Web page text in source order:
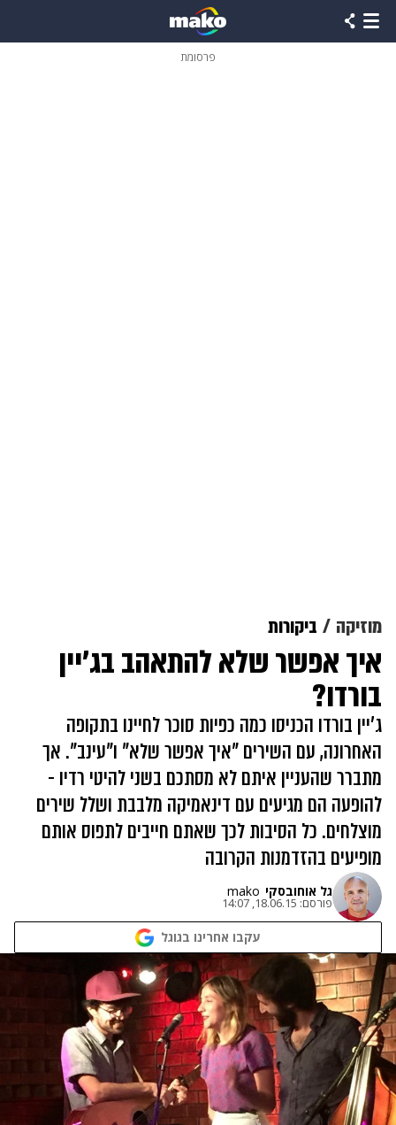
פרסומת
מוזיקה ביקורות
איך אפשר שלא להתאהב בג'יין
בורדו?
ג'יין בורדו הכניסו כמה כפיות סוכר לחיינו בתקופה
האחרונה, עם השירים "איך אפשר שלא" ו"עינב". אך
מתברר שהעניין איתם לא מסתכם בשני להיטי רדיו -
להופעה הם מגיעים עם דינאמיקה מלבבת ושלל שירים
מוצלחים. כל הסיבות לכך שאתם חייבים לתפוס אותם
מופיעים בהזדמנות הקרובה
גל אוחובסקי mako
פורסם: 18.06.15, 14:07
עקבו אחרינו בגוגל